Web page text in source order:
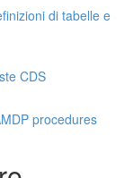
di tabelle e
CDS
procedures